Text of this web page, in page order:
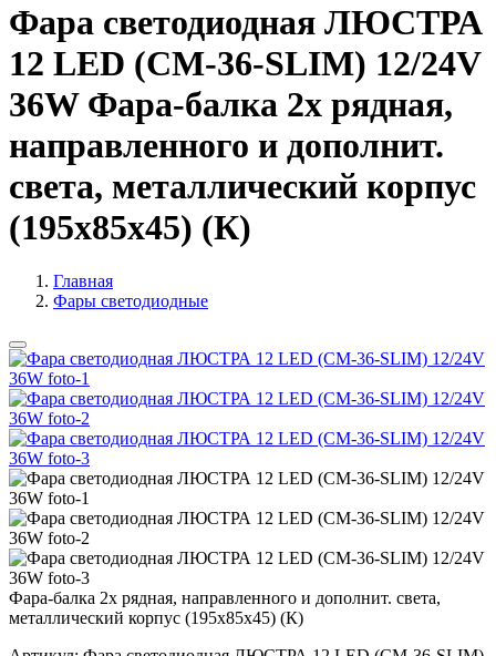
Фара светодиодная ЛЮСТРА
12 LED (CM-36-SLIM) 12/24V
36W Фара-балка 2х рядная,
направленного и дополнит.
света, металлический корпус
(195х85х45) (К)
Главная
Фары светодиодные
Фара-балка 2х рядная, направленного и дополнит. света,
металлический корпус (195х85х45) (К)